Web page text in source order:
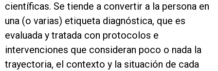
científicas. Se tiende a convertir a la persona en
una (o varias) etiqueta diagnóstica, que es
evaluada y tratada con protocolos e
intervenciones que consideran poco o nada la
trayectoria, el contexto y la situación de cada